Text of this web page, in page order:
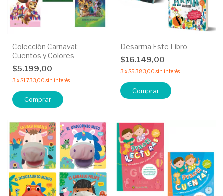
Colección Carnaval:
Cuentos y Colores
$5.199,00
3 x$1.733,00 sin interés
Comprar
Desarma Este Libro
$16.149,00
3 x$5.383,00 sin interés
Comprar